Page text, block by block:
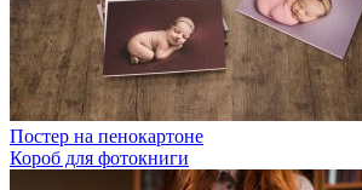
Постер на пенокартоне
Короб для фотокниги